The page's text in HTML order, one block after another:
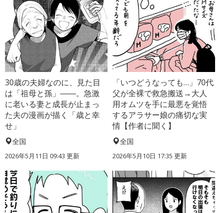
30歳の夫婦なのに、見た目
は「祖母と孫」――。急激
に老いる妻と成長が止まっ
た夫の漫画が描く「歳と幸
せ」
全国
2026年5月11日 09:43 更新
「いつどうなっても…」70代
父が全裸で救急搬送→大人
用オムツを手に最悪を覚悟
するアラサー娘の痛切な実
情【作者に聞く】
全国
2026年5月10日 17:35 更新